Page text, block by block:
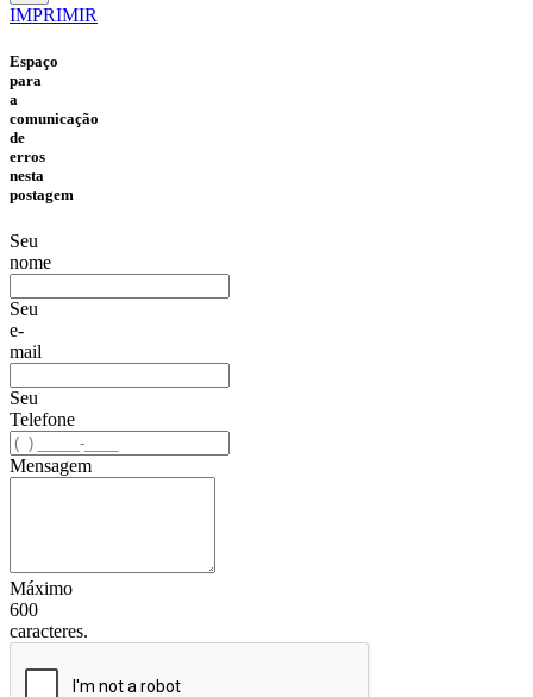
IMPRIMIR
Espaço
para
a
comunicação
de
erros
nesta
postagem
Seu
nome
Seu
e-
mail
Seu
Telefone
Mensagem
Máximo
600
caracteres.